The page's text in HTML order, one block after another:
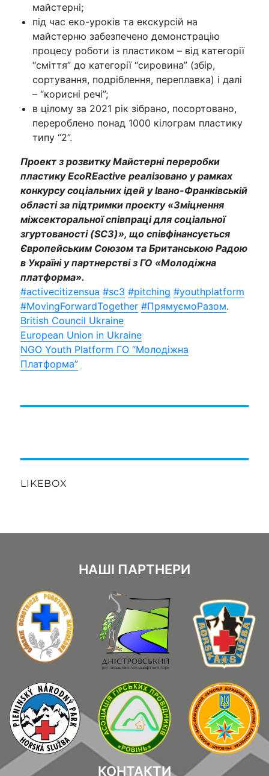
майстерні;
під час еко-уроків та екскурсій на
майстерню забезпечено демонстрацію
процесу роботи із пластиком – від категорії
“сміття” до категорії “сировина” (збір,
сортування, подріблення, переплавка) і далі
– “корисні речі”;
в цілому за 2021 рік зібрано, посортовано,
перероблено понад 1000 кілограм пластику
типу “2”.
Проект з розвитку Майстерні переробки
пластику EcoREactive реалізовано у рамках
конкурсу соціальних ідей у Івано-Франківській
області за підтримки проєкту «Зміцнення
міжсекторальної співпраці для соціальної
згуртованості (SC3)», що співфінансується
Європейським Союзом та Британською Радою
в Україні у партнерстві з ГО «Молодіжна
платформа».
#activecitizensua #sc3 #pitching #youthplatform
#MovingForwardTogether #ПрямуємоРазом.
British Council Ukraine
European Union in Ukraine
NGO Youth Platform ГО “Молодіжна
Платформа”
LIKEBOX
НАШІ ПАРТНЕРИ
КОНТАКТИ